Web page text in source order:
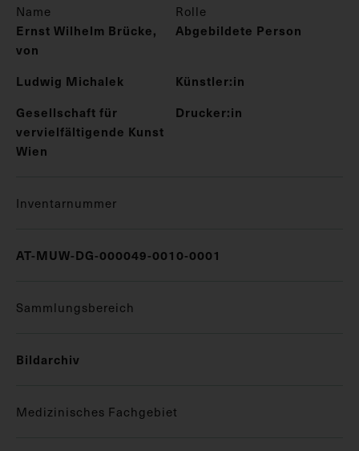
Name Rolle
Ernst Wilhelm Brücke,
von
Abgebildete Person
Ludwig Michalek
Künstler:in
Gesellschaft für
vervielfältigende Kunst
Wien
Drucker:in
Inventarnummer
AT-MUW-DG-000049-0010-0001
Sammlungsbereich
Bildarchiv
Medizinisches Fachgebiet